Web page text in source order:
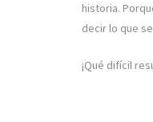
historia.
decir lo que
¡Qué difícil